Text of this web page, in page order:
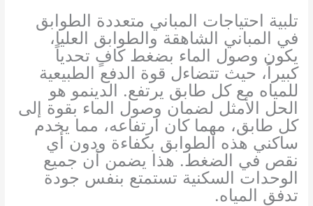
تلبية احتياجات المباني متعددة الطوابق
في المباني الشاهقة والطوابق العليا،
يكون وصول الماء بضغط كافٍ تحدياً
كبيراً، حيث تتضاءل قوة الدفع الطبيعية
للمياه مع كل طابق يرتفع. الدينمو هو
الحل الأمثل لضمان وصول الماء بقوة إلى
كل طابق، مهما كان ارتفاعه، مما يخدم
ساكني هذه الطوابق بكفاءة ودون أي
نقص في الضغط. هذا يضمن أن جميع
الوحدات السكنية تستمتع بنفس جودة
تدفق المياه.